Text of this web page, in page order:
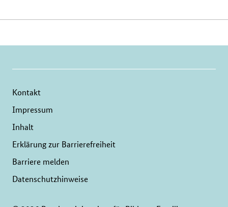
Inhalte
Kontakt
Impressum
Inhalt
Erklärung zur Barrierefreiheit
Barriere melden
Datenschutzhinweise